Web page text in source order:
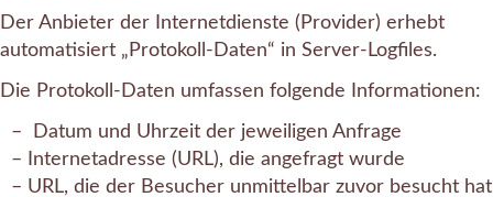
Der Anbieter der Internetdienste (Provider) erhebt
automatisiert „Protokoll-Daten“ in Server-Logfiles.
Die Protokoll-Daten umfassen folgende Informationen:
– Datum und Uhrzeit der jeweiligen Anfrage
– Internetadresse (URL), die angefragt wurde
– URL, die der Besucher unmittelbar zuvor besucht hat